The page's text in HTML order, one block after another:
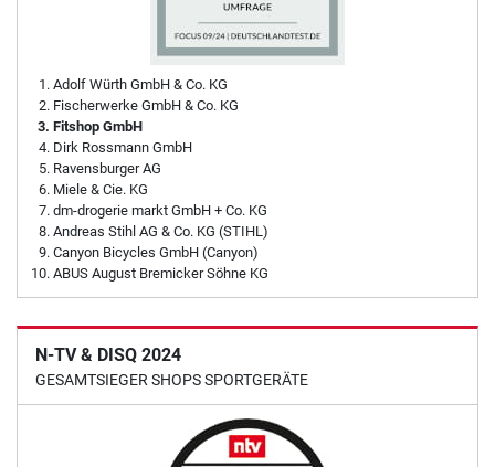
Adolf Würth GmbH & Co. KG
Fischerwerke GmbH & Co. KG
Fitshop GmbH
Dirk Rossmann GmbH
Ravensburger AG
Miele & Cie. KG
dm-drogerie markt GmbH + Co. KG
Andreas Stihl AG & Co. KG (STIHL)
Canyon Bicycles GmbH (Canyon)
ABUS August Bremicker Söhne KG
N-TV & DISQ 2024
GESAMTSIEGER SHOPS SPORTGERÄTE